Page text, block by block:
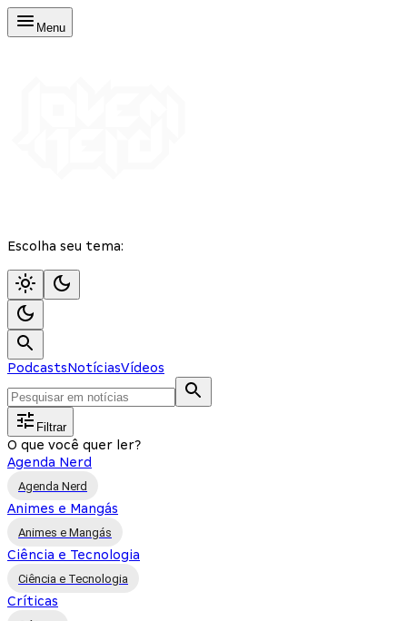
Menu
Escolha seu tema:
PodcastsNotíciasVídeos
Filtrar
O que você quer ler?
Agenda Nerd
Agenda Nerd
Animes e Mangás
Animes e Mangás
Ciência e Tecnologia
Ciência e Tecnologia
Críticas